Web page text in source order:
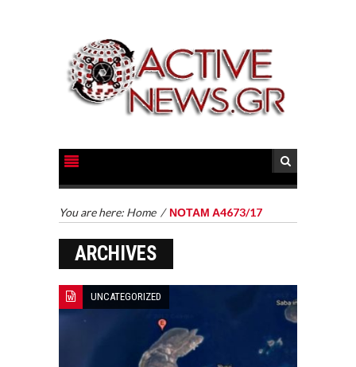
You are here: Home / ΝΟΤΑΜ Α4673/17
ARCHIVES
UNCATEGORIZED